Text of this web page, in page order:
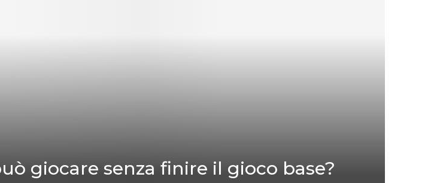
giocare senza finire il gioco base?